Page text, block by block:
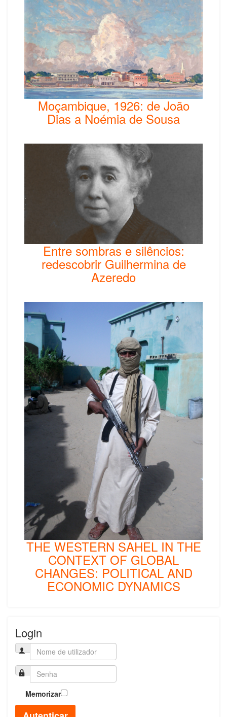
Moçambique, 1926: de João
Dias a Noémia de Sousa
Entre sombras e silêncios:
redescobrir Guilhermina de
Azeredo
THE WESTERN SAHEL IN THE
CONTEXT OF GLOBAL
CHANGES: POLITICAL AND
ECONOMIC DYNAMICS
Login
Memorizar